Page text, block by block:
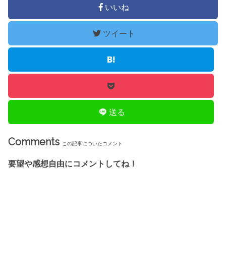
いいね
ツイート
送る
Comments この記事についたコメント
要望や感想自由にコメントしてね！